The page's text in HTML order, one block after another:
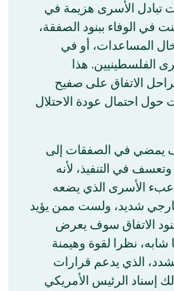
تبادل الأسرى هزيمة في
في الوفاء ببنود الصفقة،
المساعدات، أو في
الفلسطينيين. هذا
الاتفاق على صفيح
حول احتمال عودة الاحتلال
يمضي في الصفقات إلى
في التنفيذ، لأنه
الأسرى الذي يضعه
شديد، ولست ممن يؤيد
بنود الاتفاق سوف يعرض
شابه، نظرا لقوة وهيمنة
الذي يدعم قرارات
إسناد الرئيس الأمريكي